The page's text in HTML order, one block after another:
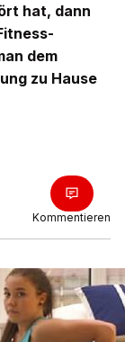
hat, dann
dem
zu Hause
Kommentieren